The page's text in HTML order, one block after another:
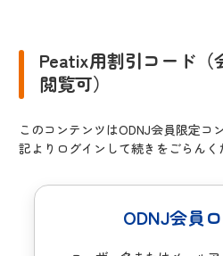
Peatix用割引コード（
閲覧可）
このコンテンツはODNJ会員限定コ
記よりログインして続きをごらんく
ODNJ会員